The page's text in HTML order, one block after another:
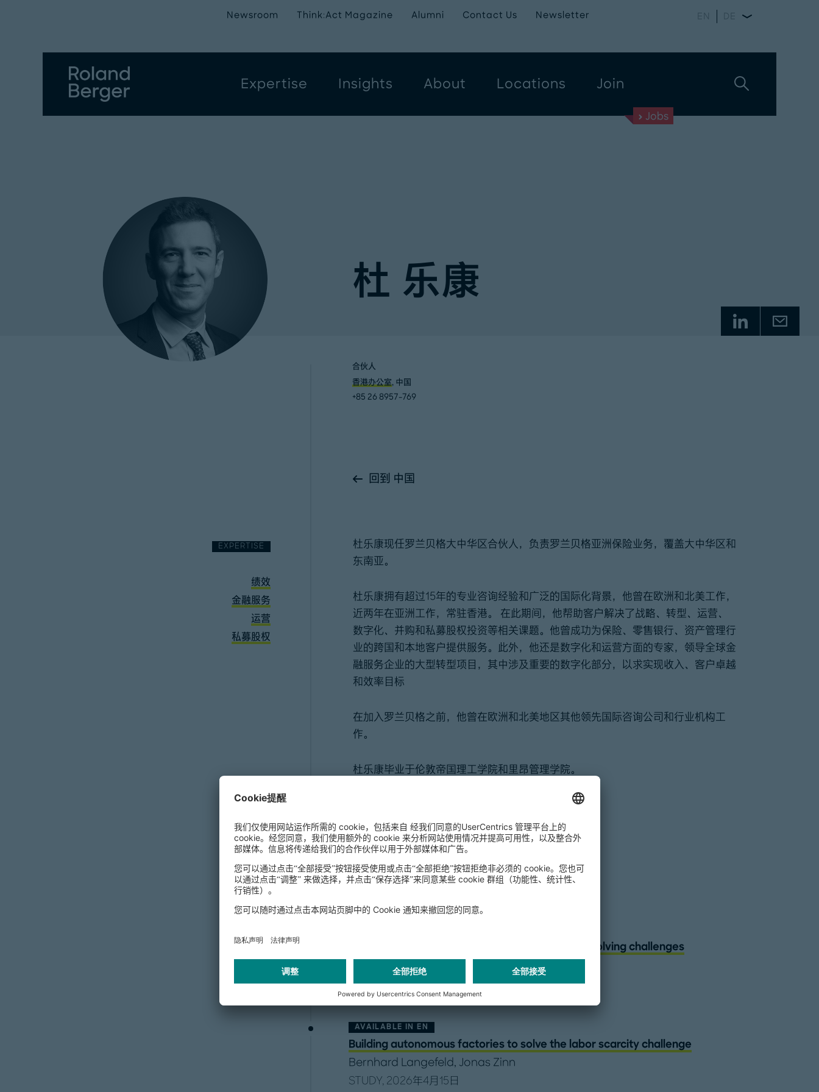
Expertise Insights About Locations Join
Newsroom Think:Act Magazine Alumni Contact Us Newsletter EN
Jobs
杜 乐康
合伙人
香港办公室, 中国
+85 26 8957-769
回到 中国
EXPERTISE
绩效
金融服务
运营
私募股权
杜乐康现任罗兰贝格大中华区合伙人，负责罗兰贝格亚洲保险业务，覆盖大中华区和
东南亚。
杜乐康拥有超过15年的专业咨询经验和广泛的国际化背景，他曾在欧洲和北美工作，
近两年在亚洲工作，常驻香港。 在此期间，他帮助客户解决了战略、转型、运营、
数字化、并购和私募股权投资等相关课题。他曾成功为保险、零售银行、资产管理行
业的跨国和本地客户提供服务。此外，他还是数字化和运营方面的专家，领导全球金
融服务企业的大型转型项目，其中涉及重要的数字化部分，以求实现收入、客户卓越
和效率目标
在加入罗兰贝格之前，他曾在欧洲和北美地区其他领先国际咨询公司和行业机构工
作。
杜乐康毕业于伦敦帝国理工学院和里昂管理学院。
出版物
Family offices adjust asset allocation to meet evolving challenges
Justus Jandt
STUDY, 2026年7月3日
AVAILABLE IN EN
Building autonomous factories to solve the labor scarcity challenge
Bernhard Langefeld, Jonas Zinn
STUDY, 2026年4月15日